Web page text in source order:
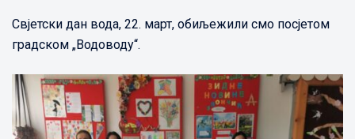
Свјетски дан вода, 22. март, обиљежили смо посјетом
градском „Водоводу“.